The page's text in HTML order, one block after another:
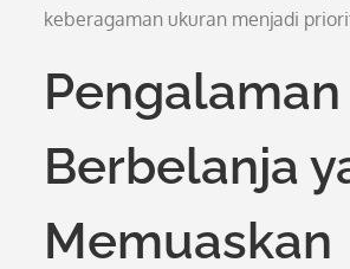
keberagaman ukuran menjadi
Pengalaman
Berbelanja
Memuaskan